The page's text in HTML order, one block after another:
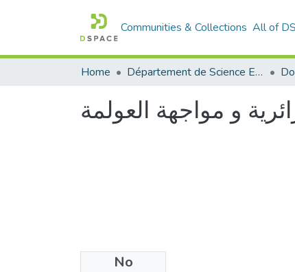
Communities & Collections All of
Home Département de Science Economique
و مواجهة العولمة
No